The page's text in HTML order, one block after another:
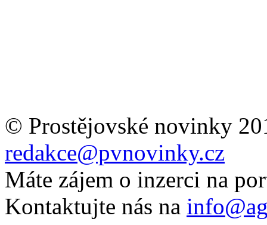
© Prostějovské novinky
redakce@pvnovinky.cz
Máte zájem o inzerci na
Kontaktujte nás na